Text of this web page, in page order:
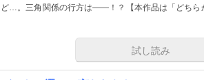
ど…。三角関係の行方は――！？【本作品は「どちら
試し読み